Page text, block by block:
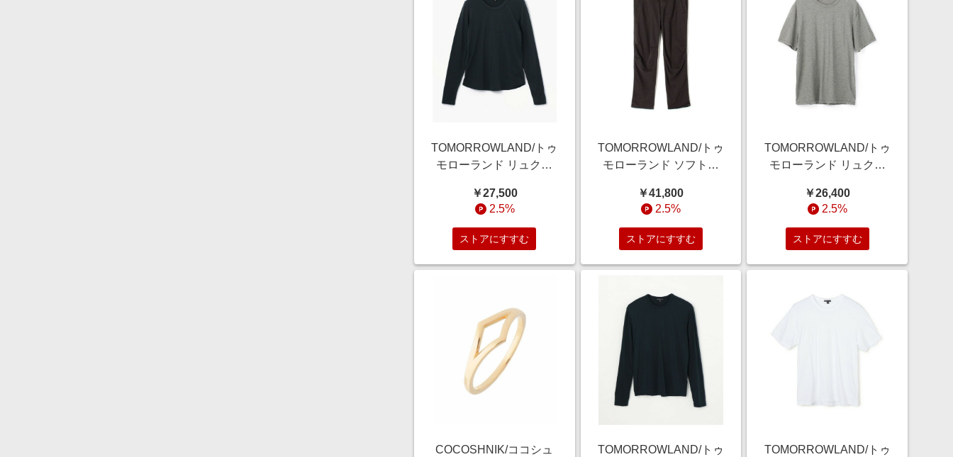
TOMORROWLAND/トゥ
モローランド リュクス
クプルオーバー
WELJ3296 68 ネイビー
系 2(L)
￥27,500
2.5%
ストアにすすむ
TOMORROWLAND/トゥ
モローランド ソフトド
18 チャコールグレー
3(LL)
￥41,800
2.5%
ストアにすすむ
TOMORROWLAND/トゥ
モローランド リュクス
Tシャツ MELJ3199 14
グレー 0(S)
￥26,400
2.5%
ストアにすすむ
COCOSHNIK/ココシュ
TOMORROWLAND/トゥ
TOMORROWLAND/トゥ